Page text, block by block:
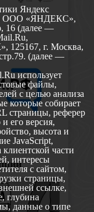
Яндекс
ООО «ЯНДЕКС»,
16 (далее —
125167, г. Москва,
(далее —
использует
файлы,
с целью анализа
которые собирает
страницы, реферер
и его версия,
высота и
JavaScript,
части
интересы
с сайтом,
страницы,
ссылке,
глубина
данные о типе